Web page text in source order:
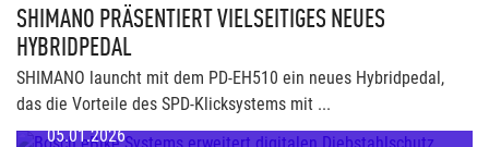
SHIMANO PRÄSENTIERT VIELSEITIGES NEUES
HYBRIDPEDAL
SHIMANO launcht mit dem PD-EH510 ein neues Hybridpedal,
das die Vorteile des SPD-Klicksystems mit ...
05.01.2026